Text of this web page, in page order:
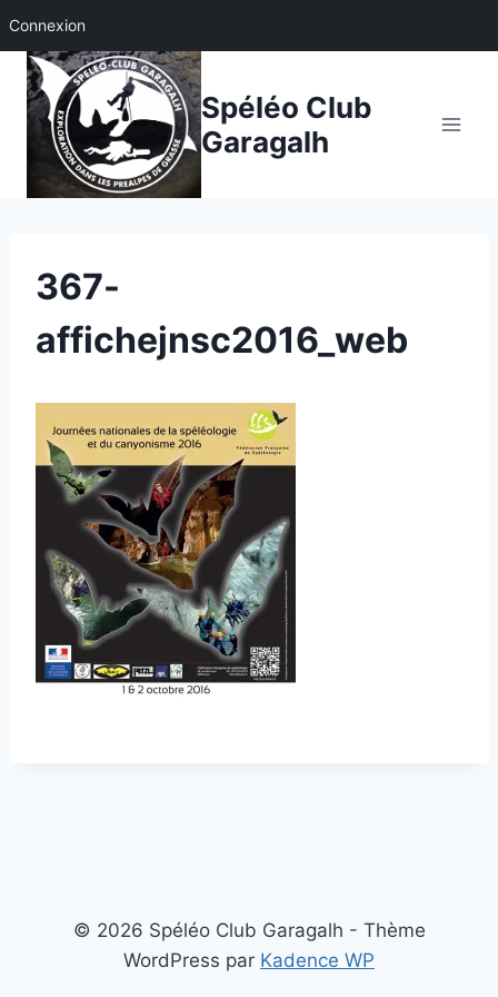
Connexion
Aller
contenu
Spéléo Club
Garagalh
367-
affichejnsc2016_web
© 2026 Spéléo Club Garagalh - Thème
WordPress par Kadence WP